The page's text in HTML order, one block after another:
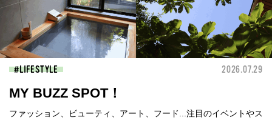
LIFESTYLE 2026.07.29
MY BUZZ SPOT！
ファッション、ビューティ、アート、フード...注目のイベントやス